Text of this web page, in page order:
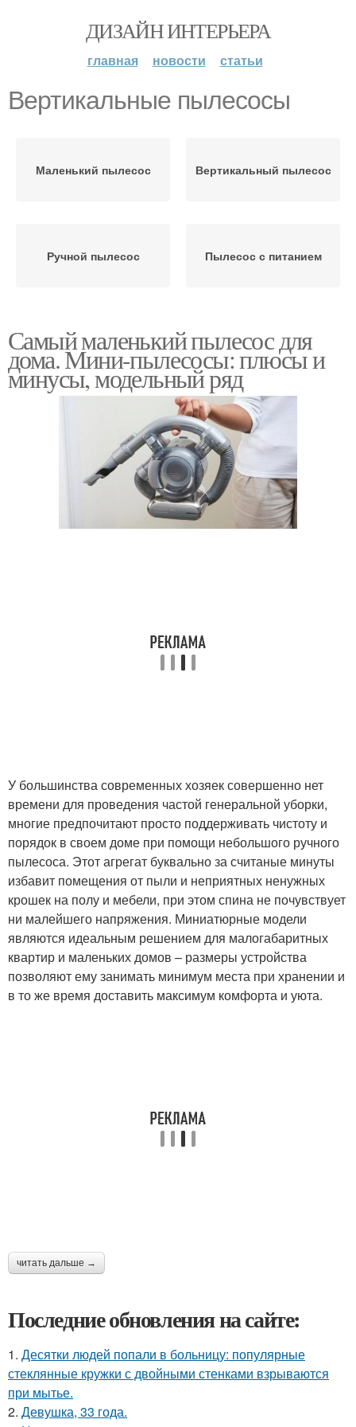
ДИЗАЙН ИНТЕРЬЕРА
главная новости статьи
Вертикальные пылесосы
Маленький пылесос Вертикальный пылесос
Ручной пылесос Пылесос с питанием
Самый маленький пылесос для
дома. Мини-пылесосы: плюсы и
минусы, модельный ряд
У большинства современных хозяек совершенно нет
времени для проведения частой генеральной уборки,
многие предпочитают просто поддерживать чистоту и
порядок в своем доме при помощи небольшого ручного
пылесоса. Этот агрегат буквально за считаные минуты
избавит помещения от пыли и неприятных ненужных
крошек на полу и мебели, при этом спина не почувствует
ни малейшего напряжения. Миниатюрные модели
являются идеальным решением для малогабаритных
квартир и маленьких домов – размеры устройства
позволяют ему занимать минимум места при хранении и
в то же время доставить максимум комфорта и уюта.
читать дальше →
Последние обновления на сайте:
1. Десятки людей попали в больницу: популярные
стеклянные кружки с двойными стенками взрываются
при мытье.
2. Девушка, 33 года.